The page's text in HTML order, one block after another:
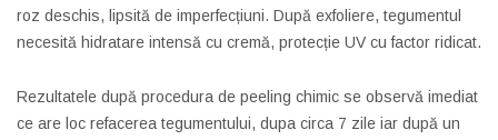
roz deschis, lipsită de imperfecțiuni. După exfoliere, tegumentul
necesită hidratare intensă cu cremă, protecție UV cu factor ridicat.
Rezultatele după procedura de peeling chimic se observă imediat
ce are loc refacerea tegumentului, dupa circa 7 zile iar după un